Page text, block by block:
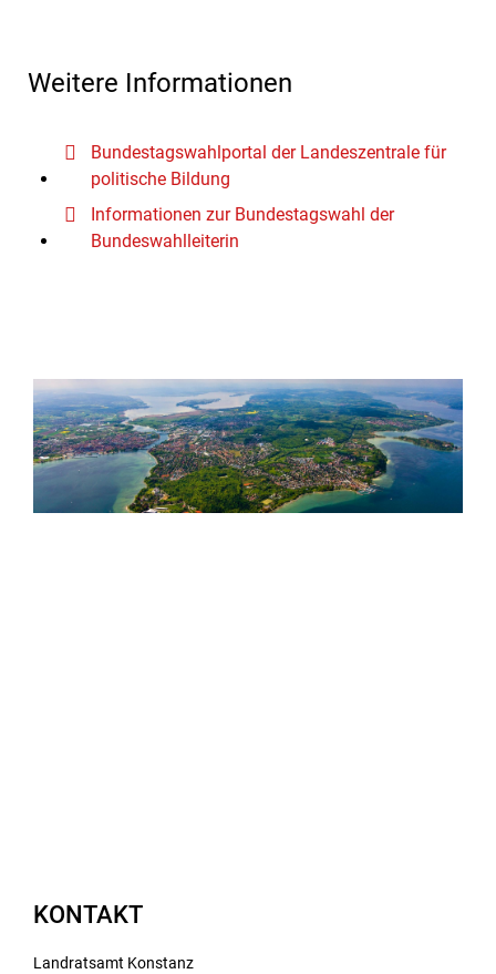
Weitere Informationen
Bundestagswahlportal der Landeszentrale für
politische Bildung
Informationen zur Bundestagswahl der
Bundeswahlleiterin
KONTAKT
Landratsamt Konstanz